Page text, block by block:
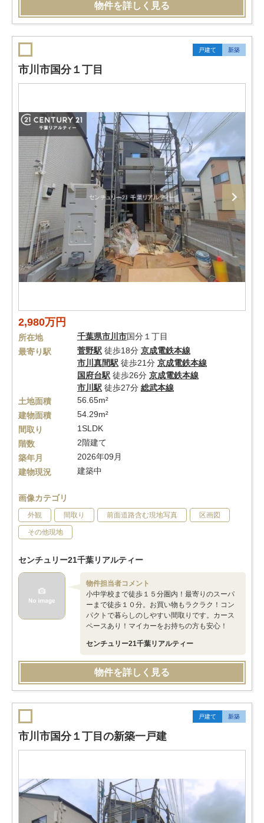
物件を詳しく見る
戸建て 新築
市川市国分１丁目
2,980万円
所在地 千葉県市川市国分１丁目
最寄り駅
菅野駅 徒歩18分 京成電鉄本線
市川真間駅 徒歩21分 京成電鉄本線
国府台駅 徒歩26分 京成電鉄本線
市川駅 徒歩27分 総武本線
土地面積
56.65m²
建物面積
54.29m²
間取り
1SLDK
階数
2階建て
築年月
2026年09月
建物現況
建築中
画像カテゴリ
外観 間取り 前面道路含む現地写真 区画図
その他現地
センチュリー21千葉リアルティー
物件担当者コメント
小中学校まで徒歩１５分圏内！最寄りのスーパ
ーまで徒歩１０分。お買い物もラクラク！コン
パクトで暮らしのしやすい間取りです。カース
ペースあり！マイカーをお持ちの方も安心！
センチュリー21千葉リアルティー
物件を詳しく見る
戸建て 新築
市川市国分１丁目の新築一戸建